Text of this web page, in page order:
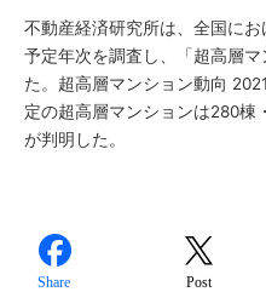
不動産経済研究所は、全国に
予定年次を調査し、「超高層
た。超高層マンション動向
定の超高層マンションは280棟
が判明した。
Share Post